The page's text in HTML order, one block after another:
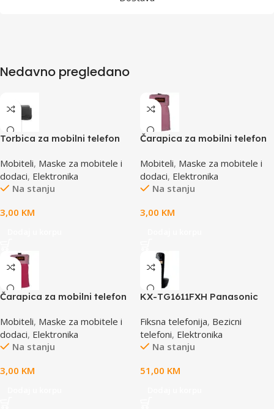
Nedavno pregledano
Torbica za mobilni telefon
Mobiteli, Maske za mobitele i
dodaci, Elektronika
Na stanju
3,00 KM
Čarapica za mobilni telefon
65x100mm
Mobiteli, Maske za mobitele i
dodaci, Elektronika
Na stanju
3,00 KM
Čarapica za mobilni telefon
65x100mm
Mobiteli, Maske za mobitele i
dodaci, Elektronika
Na stanju
3,00 KM
KX-TG1611FXH Panasonic
Fiksna telefonija, Bezicni
telefoni, Elektronika
Na stanju
51,00 KM